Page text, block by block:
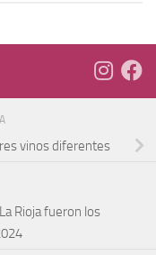
vinos diferentes
Rioja fueron los